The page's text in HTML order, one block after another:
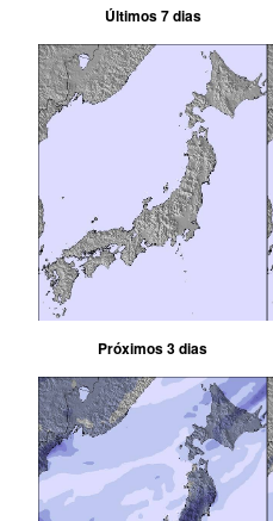
Últimos 7 dias
Próximos 3 dias